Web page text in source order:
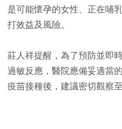
是可能懷孕的女性、正在哺
打效益及風險。
莊人祥提醒，為了預防並即
過敏反應，醫院應備妥適當
疫苗接種後，建議密切觀察